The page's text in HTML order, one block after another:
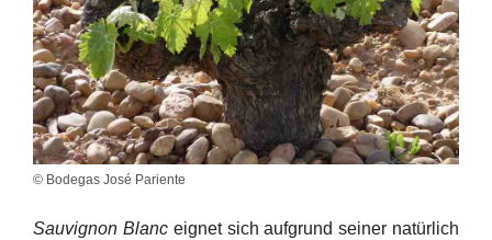
© Bodegas José Pariente
Sauvignon Blanceignet sich aufgrund seiner natürlich